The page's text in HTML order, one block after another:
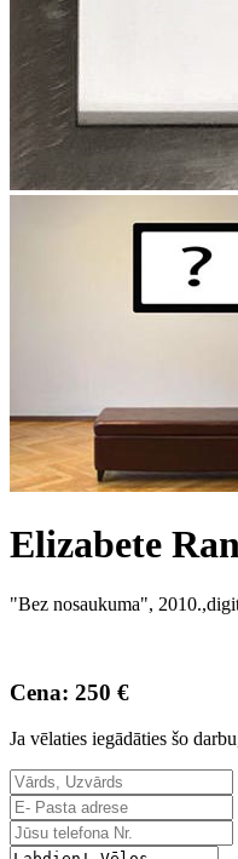
Elizabete
"Bez nosaukuma",
Cena: 250 €
Ja vēlaties iegādāties šo